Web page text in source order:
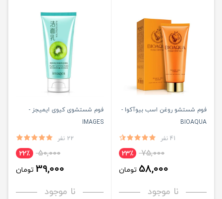
فوم شستشو روغن اسب بیوآکوا -
BIOAQUA
41 نفر
75,000 23٪
58,000 تومان
نا موجود
فوم شستشوی کیوی ایمیجز -
IMAGES
22 نفر
50,000 22٪
39,000 تومان
نا موجود